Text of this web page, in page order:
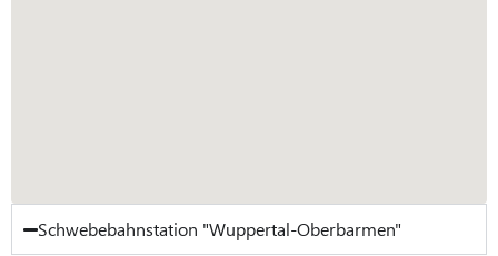
Schwebebahnstation "Wuppertal-Oberbarmen"